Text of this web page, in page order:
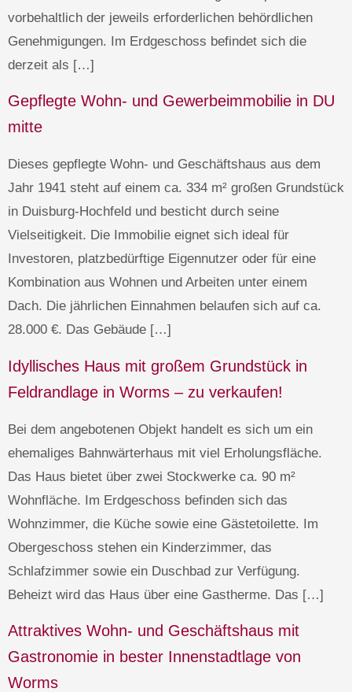
vorbehaltlich der jeweils erforderlichen behördlichen
Genehmigungen. Im Erdgeschoss befindet sich die
derzeit als […]
Gepflegte Wohn- und Gewerbeimmobilie in DU
mitte
Dieses gepflegte Wohn- und Geschäftshaus aus dem
Jahr 1941 steht auf einem ca. 334 m² großen Grundstück
in Duisburg-Hochfeld und besticht durch seine
Vielseitigkeit. Die Immobilie eignet sich ideal für
Investoren, platzbedürftige Eigennutzer oder für eine
Kombination aus Wohnen und Arbeiten unter einem
Dach. Die jährlichen Einnahmen belaufen sich auf ca.
28.000 €. Das Gebäude […]
Idyllisches Haus mit großem Grundstück in
Feldrandlage in Worms – zu verkaufen!
Bei dem angebotenen Objekt handelt es sich um ein
ehemaliges Bahnwärterhaus mit viel Erholungsfläche.
Das Haus bietet über zwei Stockwerke ca. 90 m²
Wohnfläche. Im Erdgeschoss befinden sich das
Wohnzimmer, die Küche sowie eine Gästetoilette. Im
Obergeschoss stehen ein Kinderzimmer, das
Schlafzimmer sowie ein Duschbad zur Verfügung.
Beheizt wird das Haus über eine Gastherme. Das […]
Attraktives Wohn- und Geschäftshaus mit
Gastronomie in bester Innenstadtlage von
Worms